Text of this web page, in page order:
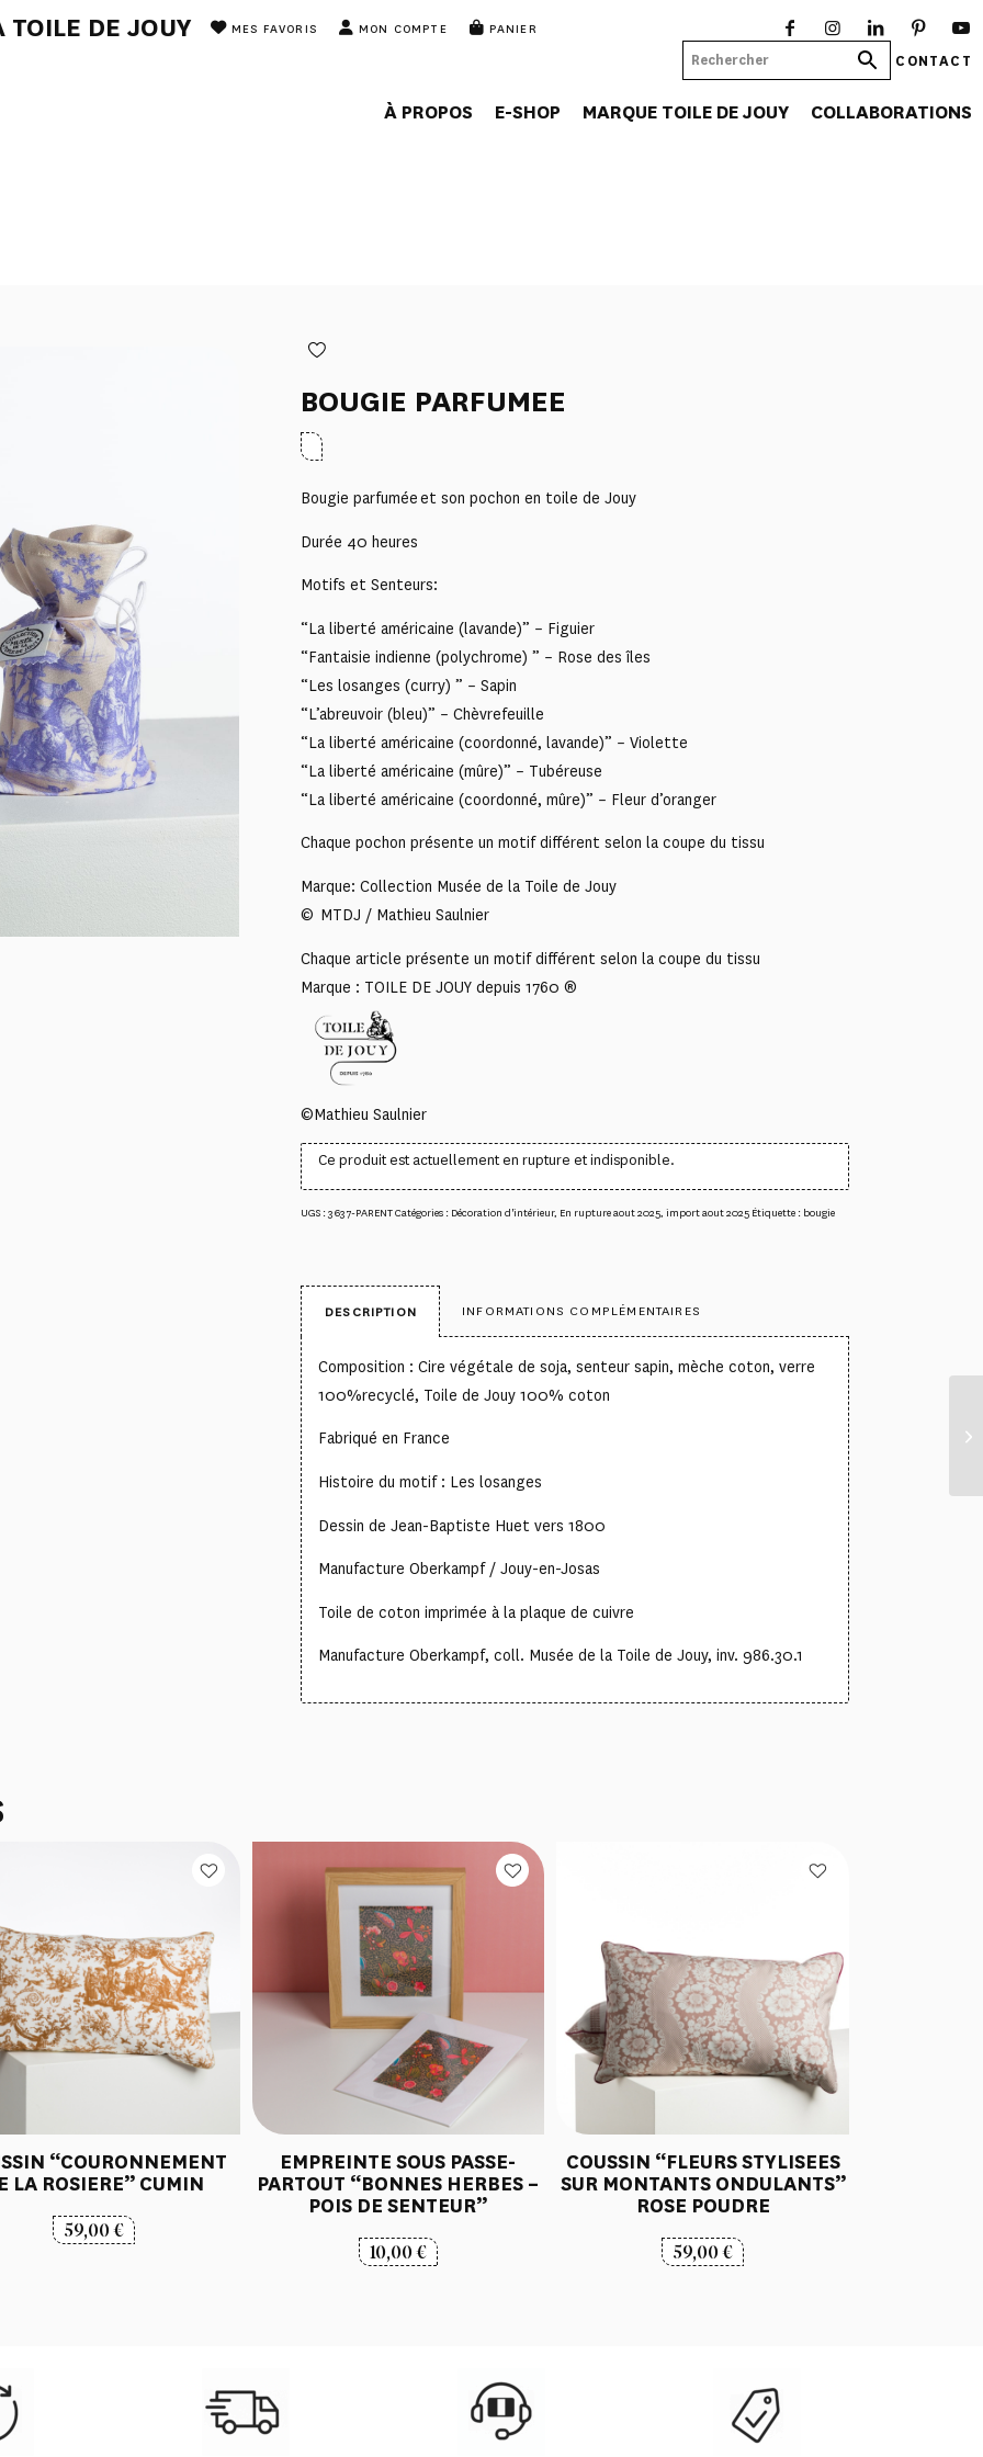
TOILE DE JOUY MES FAVORIS MON COMPTE PANIER
CONTACT
À PROPOS E-SHOP MARQUE TOILE DE JOUY COLLABORATIONS
BOUGIE PARFUMEE
Bougie parfumée et son pochon en toile de Jouy
Durée 40 heures
Motifs et Senteurs:
“La liberté américaine (lavande)” – Figuier
“Fantaisie indienne (polychrome) ” – Rose des îles
“Les losanges (curry) ” – Sapin
“L’abreuvoir (bleu)” – Chèvrefeuille
“La liberté américaine (coordonné, lavande)” – Violette
“La liberté américaine (mûre)” – Tubéreuse
“La liberté américaine (coordonné, mûre)” – Fleur d’oranger
Chaque pochon présente un motif différent selon la coupe du tissu
Marque: Collection Musée de la Toile de Jouy
© MTDJ / Mathieu Saulnier
Chaque article présente un motif différent selon la coupe du tissu
Marque : TOILE DE JOUY depuis 1760 ®
©Mathieu Saulnier
Ce produit est actuellement en rupture et indisponible.
UGS :3637-PARENTCatégories : Décoration d'intérieur, En rupture aout 2025, import aout 2025 Étiquette : bougie
DESCRIPTION INFORMATIONS COMPLÉMENTAIRES
Composition : Cire végétale de soja, senteur sapin, mèche coton, verre
100%recyclé, Toile de Jouy 100% coton
Fabriqué en France
Histoire du motif : Les losanges
Dessin de Jean-Baptiste Huet vers 1800
Manufacture Oberkampf / Jouy-en-Josas
Toile de coton imprimée à la plaque de cuivre
Manufacture Oberkampf, coll. Musée de la Toile de Jouy, inv. 986.30.1
“COURONNEMENT
LA ROSIERE” CUMIN
59,00€
EMPREINTE SOUS PASSE-
PARTOUT “BONNES HERBES –
POIS DE SENTEUR”
10,00€
COUSSIN “FLEURS STYLISEES
SUR MONTANTS ONDULANTS”
ROSE POUDRE
59,00€